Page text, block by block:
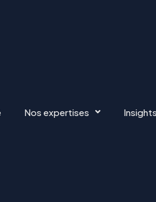
Nos expertises Insights